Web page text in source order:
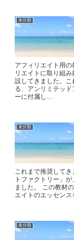
未分類
アフィリエイト用
リエイトに取り組
設してきました。
る、アンリミテッ
ーに付属し...
未分類
これまで推奨して
トファクトリー」
ました。 この教材
エイトのエッセンス
未分類